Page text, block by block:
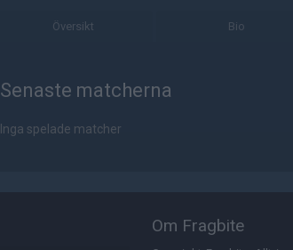
Översikt Bio
Senaste matcherna
Inga spelade matcher
Om Fragbite